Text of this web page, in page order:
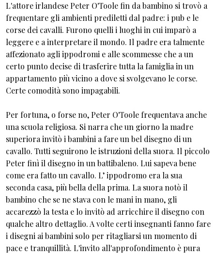
L'attore irlandese Peter O'Toole fin da bambino si trovò a
frequentare gli ambienti prediletti dal padre: i pub e le
corse dei cavalli. Furono quelli i luoghi in cui imparò a
leggere e a interpretare il mondo. Il padre era talmente
affezionato agli ippodromi e alle scommesse che a un
certo punto decise di trasferire tutta la famiglia in un
appartamento più vicino a dove si svolgevano le corse.
Certe comodità sono impagabili.
Per fortuna, o forse no, Peter O'Toole frequentava anche
una scuola religiosa. Si narra che un giorno la madre
superiora invitò i bambini a fare un bel disegno di un
cavallo. Tutti seguirono le istruzioni della suora. Il piccolo
Peter finì il disegno in un battibaleno. Lui sapeva bene
come era fatto un cavallo. L’ ippodromo era la sua
seconda casa, più bella della prima. La suora notò il
bambino che se ne stava con le mani in mano, gli
accarezzò la testa e lo invitò ad arricchire il disegno con
qualche altro dettaglio. A volte certi insegnanti fanno fare
i disegni ai bambini solo per ritagliarsi un momento di
pace e tranquillità. L'invito all'approfondimento è pura